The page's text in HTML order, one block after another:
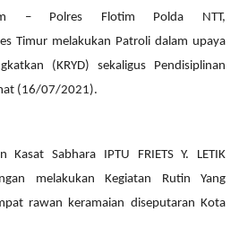
– Polres Flotim Polda NTT,
Timur melakukan Patroli dalam upaya
(KRYD) sekaligus Pendisiplinan
(16/07/2021).
Kasat Sabhara IPTU FRIETS Y. LETIK
melakukan Kegiatan Rutin Yang
rawan keramaian diseputaran Kota